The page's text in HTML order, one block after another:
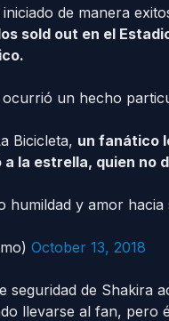
iniciado de manera
sold out en el
un hecho
Bicicleta, un fanático
la estrella, quien no
humildad y amor hacia
October 13, 2018
seguridad de Shakira
llevarse al fan, pero